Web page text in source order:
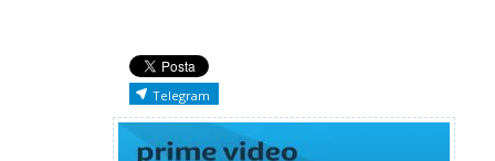
Telegram